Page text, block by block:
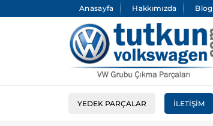
Anasayfa Hakkımızda Blog
YEDEK PARÇALAR İLETIŞIM